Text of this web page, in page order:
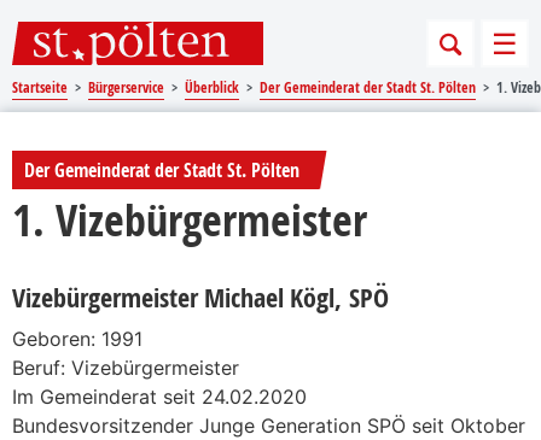
Startseite Bürgerservice Überblick Der Gemeinderat der Stadt St. Pölten 1.
Der Gemeinderat der Stadt St. Pölten
1. Vizebürgermeister
Vizebürgermeister Michael Kögl, SPÖ
Geboren: 1991
Beruf: Vizebürgermeister
Im Gemeinderat seit 24.02.2020
Bundesvorsitzender Junge Generation SPÖ seit Oktober